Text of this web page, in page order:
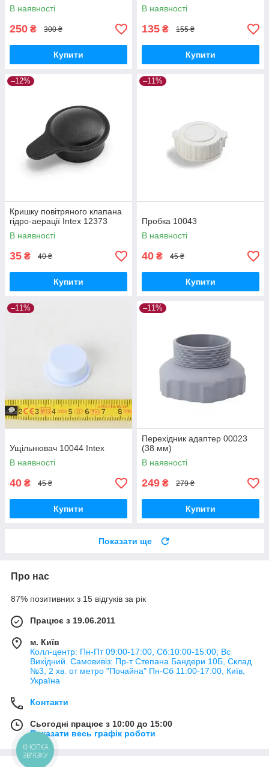
В наявності
250 ₴ 300 ₴
Купити
В наявності
135 ₴ 155 ₴
Купити
–12%
Кришку повітряного клапана
гідро-аерації Intex 12373
В наявності
35 ₴ 40 ₴
Купити
–11%
Пробка 10043
В наявності
40 ₴ 45 ₴
Купити
–11%
Ущільнювач 10044 Intex
В наявності
40 ₴ 45 ₴
Купити
–11%
Перехідник адаптер 00023
(38 мм)
В наявності
249 ₴ 279 ₴
Купити
Показати ще
Про нас
87% позитивних з 15 відгуків за рік
Працює з 19.06.2011
м. Київ
Колл-центр: Пн-Пт 09:00-17:00, Сб:10:00-15:00; Вс
Вихідний. Самовивіз: Пр-т Степана Бандери 10Б, Склад
№3, 2 хв. от метро "Почайна" Пн-Cб 11:00-17:00, Київ,
Україна
Контакти
Сьогодні працює з 10:00 до 15:00
Показати весь графік роботи
КНОПКА
ЗВ'ЯЗКУ